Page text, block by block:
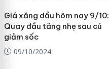
Giá xăng dầu hôm nay 9/10:
Quay đầu tăng nhẹ sau cú
giảm sốc
09/10/2024